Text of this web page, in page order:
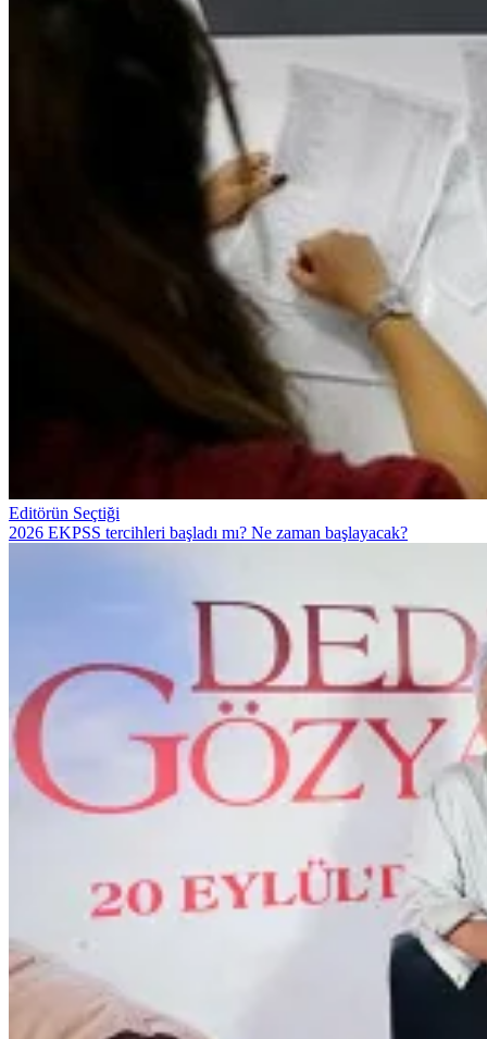
Editörün Seçtiği
2026 EKPSS tercihleri başladı mı? Ne zaman başlayacak?